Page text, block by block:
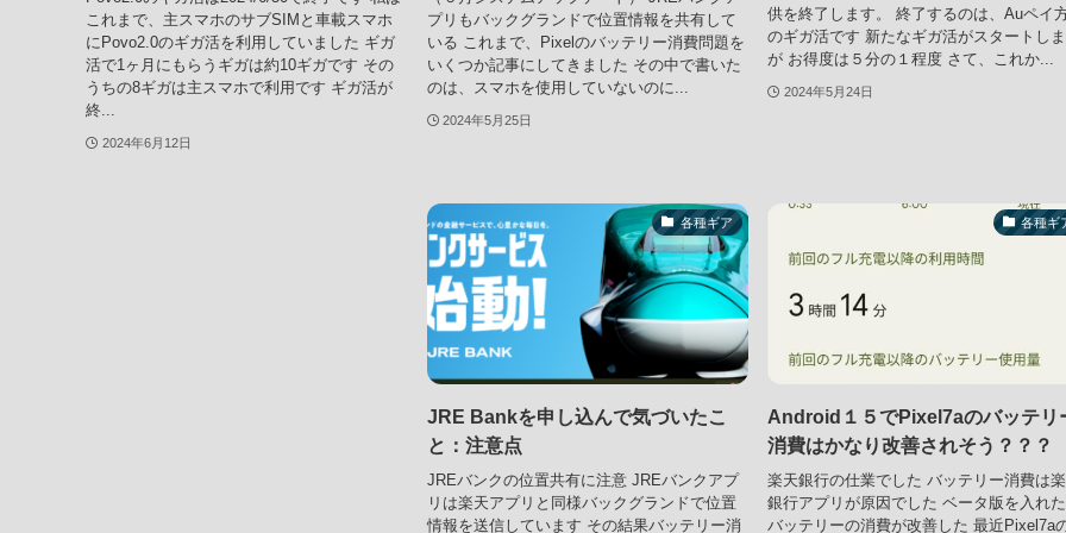
これまで、主スマホのサブSIMと車載スマホ
にPovo2.0のギガ活を利用していました ギガ
活で1ヶ月にもらうギガは約10ギガです その
うちの8ギガは主スマホで利用です ギガ活が
終...
2024年6月12日
プリもバックグランドで位置情報を共有して
いる これまで、Pixelのバッテリー消費問題を
いくつか記事にしてきました その中で書いた
のは、スマホを使用していないのに...
2024年5月25日
供を終了します。 終了するのは、Auペイ
のギガ活です 新たなギガ活がスタートし
が お得度は５分の１程度 さて、これか...
2024年5月24日
各種ギア
JRE Bankを申し込んで気づいたこ
と：注意点
JREバンクの位置共有に注意 JREバンクアプ
リは楽天アプリと同様バックグランドで位置
情報を送信しています その結果バッテリー消
各種ギ
Android１５でPixel7aのバッテリ
消費はかなり改善されそう？？？
楽天銀行の仕業でした バッテリー消費は
銀行アプリが原因でした ベータ版を入れ
バッテリーの消費が改善した 最近Pixel7a